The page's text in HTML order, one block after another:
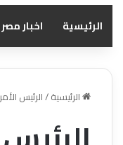
الرئيسية اخبار مصر
الرئيسية/الرئيس